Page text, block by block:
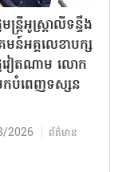
ន្ត្រីអូស្ត្រាលីទន្ទឹង
មន៍អគ្គលេខាបក្ស
ឋវៀតណាម លោក
បំពេញទស្សន
2026 ព័ត៌មាន